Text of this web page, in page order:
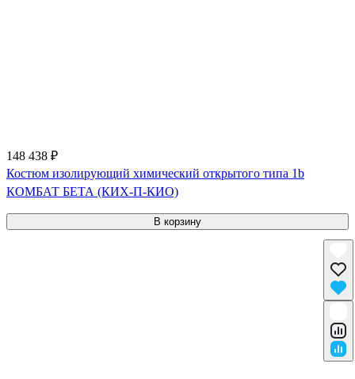
148 438 ₽
Костюм изолирующий химический открытого типа 1b
КОМБАТ БЕТА (КИХ-П-КИО)
В корзину